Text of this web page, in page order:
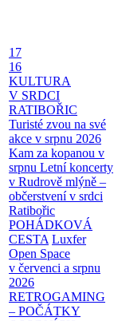
17
16
KULTURA
V SRDCI
RATIBOŘIC
Turisté zvou na své
akce v srpnu 2026
Kam za kopanou v
srpnu Letní koncerty
v Rudrově mlýně –
občerstvení v srdci
Ratibořic
POHÁDKOVÁ
CESTA Luxfer
Open Space
v červenci a srpnu
2026
RETROGAMING
– POČÁTKY